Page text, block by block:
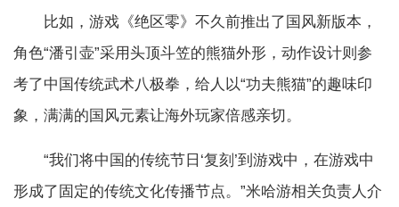
比如，游戏《绝区零》不久前推出了国风新版本，
角色“潘引壶”采用头顶斗笠的熊猫外形，动作设计则参
考了中国传统武术八极拳，给人以“功夫熊猫”的趣味印
象，满满的国风元素让海外玩家倍感亲切。
“我们将中国的传统节日‘复刻’到游戏中，在游戏中
形成了固定的传统文化传播节点。”米哈游相关负责人介